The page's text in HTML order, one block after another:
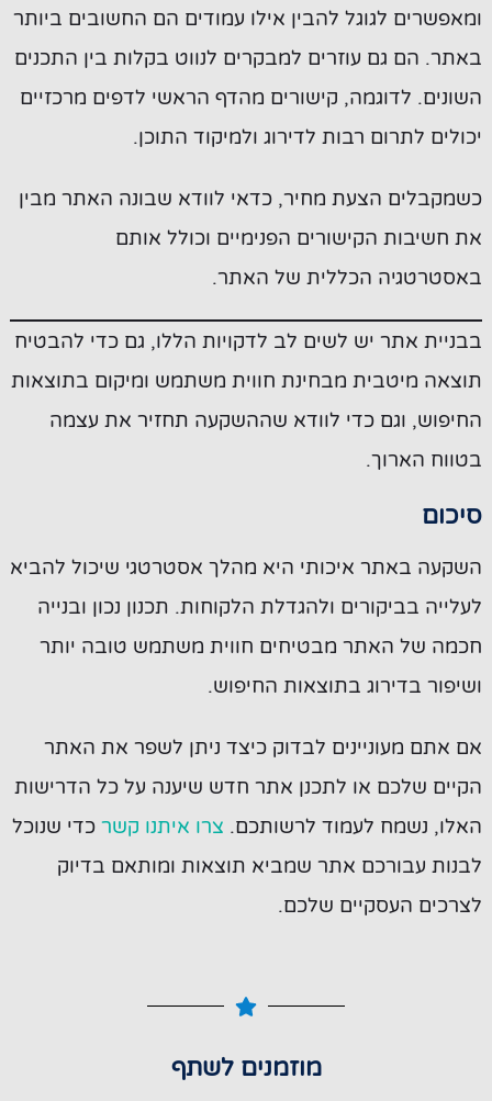
ומאפשרים לגוגל להבין אילו עמודים הם החשובים ביותר
באתר. הם גם עוזרים למבקרים לנווט בקלות בין התכנים
השונים. לדוגמה, קישורים מהדף הראשי לדפים מרכזיים
יכולים לתרום רבות לדירוג ולמיקוד התוכן.
כשמקבלים הצעת מחיר, כדאי לוודא שבונה האתר מבין
את חשיבות הקישורים הפנימיים וכולל אותם
באסטרטגיה הכללית של האתר.
בבניית אתר יש לשים לב לדקויות הללו, גם כדי להבטיח
תוצאה מיטבית מבחינת חווית משתמש ומיקום בתוצאות
החיפוש, וגם כדי לוודא שההשקעה תחזיר את עצמה
בטווח הארוך.
סיכום
השקעה באתר איכותי היא מהלך אסטרטגי שיכול להביא
לעלייה בביקורים ולהגדלת הלקוחות. תכנון נכון ובנייה
חכמה של האתר מבטיחים חווית משתמש טובה יותר
ושיפור בדירוג בתוצאות החיפוש.
אם אתם מעוניינים לבדוק כיצד ניתן לשפר את האתר
הקיים שלכם או לתכנן אתר חדש שיענה על כל הדרישות
האלו, נשמח לעמוד לרשותכם. צרו איתנו קשרכדי שנוכל
לבנות עבורכם אתר שמביא תוצאות ומותאם בדיוק
לצרכים העסקיים שלכם.
מוזמנים לשתף